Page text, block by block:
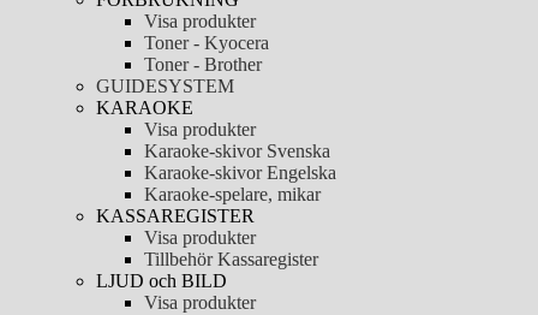
Visa produkter
Toner - Kyocera
Toner - Brother
GUIDESYSTEM
KARAOKE
Visa produkter
Karaoke-skivor Svenska
Karaoke-skivor Engelska
Karaoke-spelare, mikar
KASSAREGISTER
Visa produkter
Tillbehör Kassaregister
LJUD och BILD
Visa produkter